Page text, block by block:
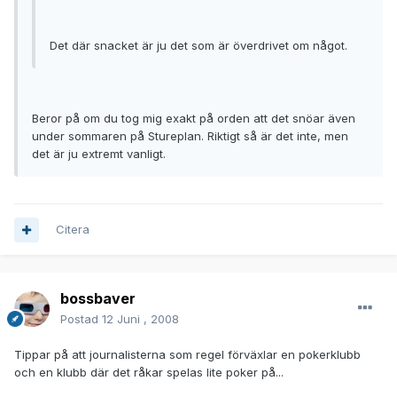
Det där snacket är ju det som är överdrivet om något.
Beror på om du tog mig exakt på orden att det snöar även
under sommaren på Stureplan. Riktigt så är det inte, men
det är ju extremt vanligt.
Citera
bossbaver
Postad 12 Juni , 2008
Tippar på att journalisterna som regel förväxlar en pokerklubb
och en klubb där det råkar spelas lite poker på...